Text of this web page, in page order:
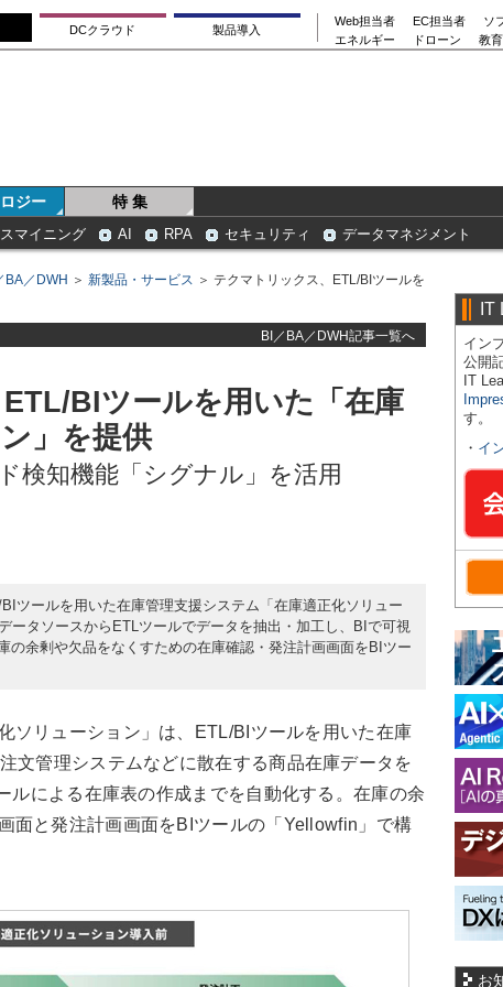
DCクラウド 製品導入
Web担当者 EC担当者
ソ
エネルギー
ドローン 教
ジー 特 集
マイニング AI RPA セキュリティ データマネジメント
BA／DWH ＞ 新製品・サービス ＞ テクマトリックス、ETL/BIツールを
BI／BA／DWH記事一覧へ
BIツールを用いた「在庫
」を提供
検知機能「シグナル」を活用
ツールを用いた在庫管理支援システム「在庫適正化ソリュー
ータソースからETLツールでデータを抽出・加工し、BIで可視
の余剰や欠品をなくすための在庫確認・発注計画画面をBIツー
ソリューション」は、ETL/BIツールを用いた在庫
文管理システムなどに散在する商品在庫データを
ルによる在庫表の作成までを自動化する。在庫の余
面と発注計画画面をBIツールの「Yellowfin」で構
IT
イン
公開
IT
す。
・ イ
お